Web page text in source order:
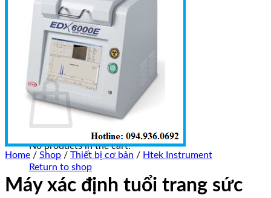
Giới thiệu
Sản phẩm
Tin tức
Liên hệ
Cart
No products in the cart.
Return to shop
Home / Shop / Thiết bị cơ bản / Htek Instrument
Máy xác định tuổi trang sức